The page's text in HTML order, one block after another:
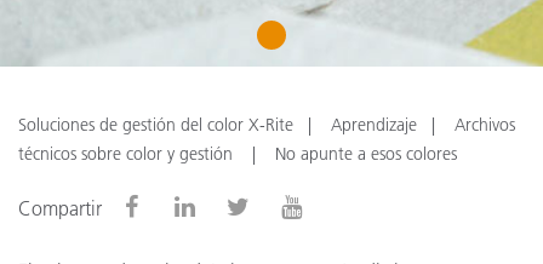
1
Soluciones de gestión del color X-Rite Aprendizaje
Archivos
técnicos sobre color y gestión
No apunte a esos colores
Compartir